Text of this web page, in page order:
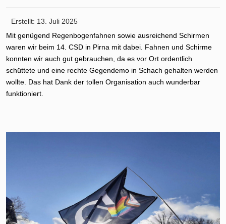
Erstellt: 13. Juli 2025
Mit genügend Regenbogenfahnen sowie ausreichend Schirmen
waren wir beim 14. CSD in Pirna mit dabei. Fahnen und Schirme
konnten wir auch gut gebrauchen, da es vor Ort ordentlich
schüttete und eine rechte Gegendemo in Schach gehalten werden
wollte. Das hat Dank der tollen Organisation auch wunderbar
funktioniert.